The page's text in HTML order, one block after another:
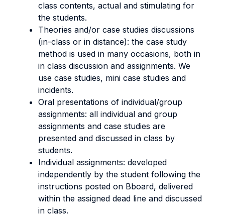
class contents, actual and stimulating for
the students.
Theories and/or case studies discussions
(in-class or in distance): the case study
method is used in many occasions, both in
in class discussion and assignments. We
use case studies, mini case studies and
incidents.
Oral presentations of individual/group
assignments: all individual and group
assignments and case studies are
presented and discussed in class by
students.
Individual assignments: developed
independently by the student following the
instructions posted on Bboard, delivered
within the assigned dead line and discussed
in class.